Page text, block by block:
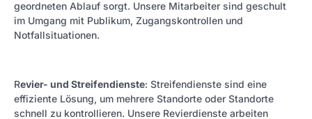
geordneten Ablauf sorgt. Unsere Mitarbeiter sind geschult
im Umgang mit Publikum, Zugangskontrollen und
Notfallsituationen.
Revier- und Streifendienste: Streifendienste sind eine
effiziente Lösung, um mehrere Standorte oder Standorte
schnell zu kontrollieren. Unsere Revierdienste arbeiten